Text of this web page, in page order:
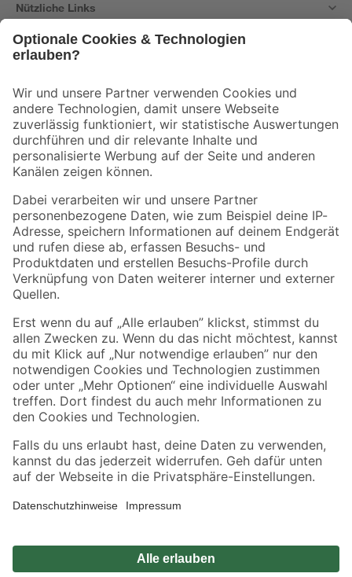
Nützliche Links
Der toom Newsletter: Keine Angebote und Aktionen mehr verpassen!
Zur Newsletter Anmeldung
Folge uns
Zahlungsarten Versandarten
Sicher einkaufen
Jetzt die toom-App herunterladen
Alle Preisangaben in EUR inkl. gesetzl. MwSt.. Die dargestellten Angebote sind unter
Umständen nicht in allen Märkten verfügbar. Die angegebenen Verfügbarkeiten beziehen
Produkte nur solange der Vorrat reicht.
*Paketversand ab 59 € versandkostenfrei, gilt nicht für Artikel mit Speditionsversand, hier
Privatsphäre Impressum
Nutzungsbedingungen
Widerrufsrecht Vertrag widerrufen